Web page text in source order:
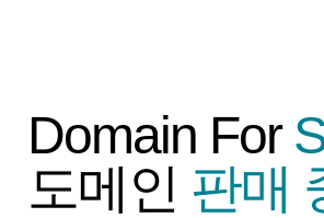
Domain For
도메인 판매